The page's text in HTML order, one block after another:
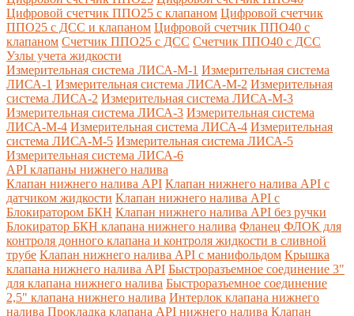
Цифровой счетчик ППО25 с клапаном Цифровой счетчик
ППО25 с ДСС и клапаном Цифровой счетчик ППО40 с
клапаном Счетчик ППО25 с ДСС Счетчик ППО40 с ДСС
Узлы учета жидкости
Измерительная система ЛИСА-М-1 Измерительная система
ЛИСА-1 Измерительная система ЛИСА-М-2 Измерительная
система ЛИСА-2 Измерительная система ЛИСА-М-3
Измерительная система ЛИСА-3 Измерительная система
ЛИСА-М-4 Измерительная система ЛИСА-4 Измерительная
система ЛИСА-М-5 Измерительная система ЛИСА-5
Измерительная система ЛИСА-6
API клапаны нижнего налива
Клапан нижнего налива API Клапан нижнего налива API с
датчиком жидкости Клапан нижнего налива API с
Блокиратором БКН Клапан нижнего налива API без ручки
Блокиратор БКН клапана нижнего налива Фланец ФЛОК для
контроля донного клапана и контроля жидкости в сливной
трубе Клапан нижнего налива API с манифольдом Крышка
клапана нижнего налива API Быстроразъемное соединение 3"
для клапана нижнего налива Быстроразъемное соединение
2,5" клапана нижнего налива Интерлок клапана нижнего
налива Прокладка клапана API нижнего налива Клапан